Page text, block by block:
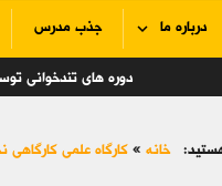
درباره ما جذب مدرس
دوره های تندخوانی
خانه » کارگاه علمی کارگاهی